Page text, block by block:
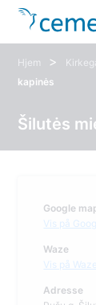
Hjem >
kapinės
Šilutės
Google
Vis på
Waze
Vis på Waze
Adresse